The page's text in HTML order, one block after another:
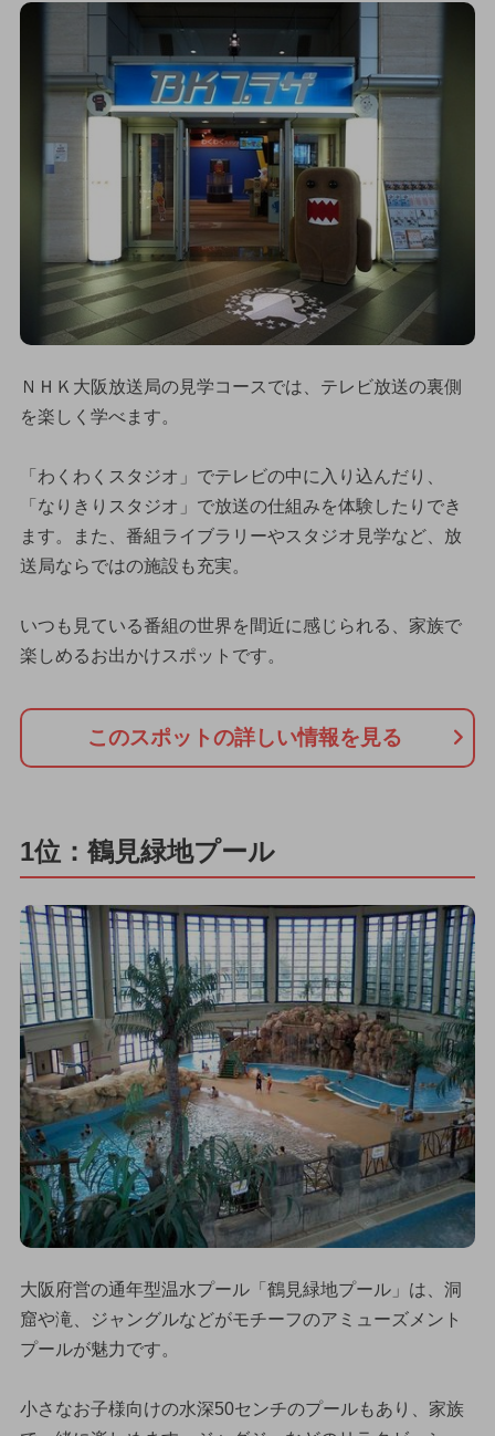
ＮＨＫ大阪放送局の見学コースでは、テレビ放送の裏側
を楽しく学べます。
「わくわくスタジオ」でテレビの中に入り込んだり、
「なりきりスタジオ」で放送の仕組みを体験したりでき
ます。また、番組ライブラリーやスタジオ見学など、放
送局ならではの施設も充実。
いつも見ている番組の世界を間近に感じられる、家族で
楽しめるお出かけスポットです。
このスポットの詳しい情報を見る
1位：鶴見緑地プール
大阪府営の通年型温水プール「鶴見緑地プール」は、洞
窟や滝、ジャングルなどがモチーフのアミューズメント
プールが魅力です。
小さなお子様向けの水深50センチのプールもあり、家族